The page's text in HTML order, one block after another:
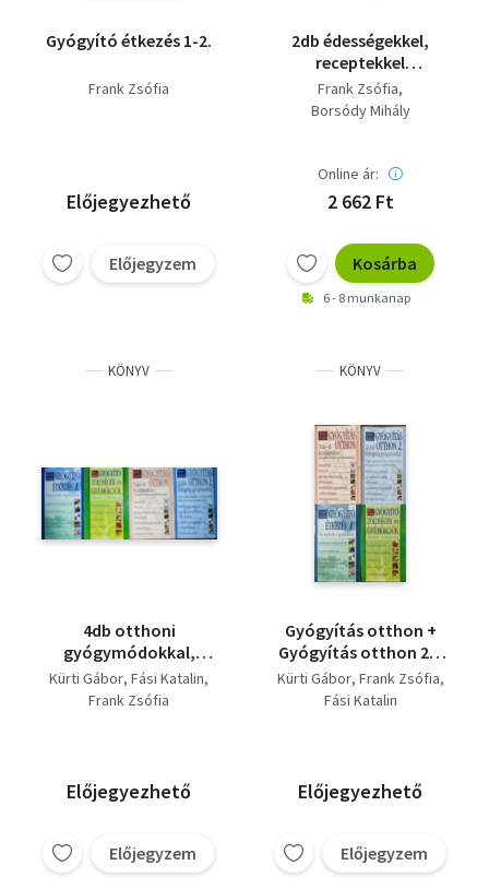
Gyógyító étkezés 1-2.
Frank Zsófia
Előjegyezhető
Előjegyzem
2db édességekkel,
receptekkel
kapcsolatos könyv -
Frank Zsófia-Nagy
Édesipari
recepttörténeti
gyűjtemény
Frank Zsófia
Borsódy Mihály
Online ár:
2 662 Ft
Kosárba
6 - 8 munkanap
KÖNYV
4db otthoni
gyógymódokkal,
egészséges
életmóddal
Katalin-Gyógyító
zöldségek és
Zsófia-Gyógyító
étkezés 1.
Kürti Gábor Fási Katalin
Frank Zsófia
Előjegyezhető
Előjegyzem
KÖNYV
Gyógyítás otthon +
Gyógyítás otthon 2. -
(22-féle betegség
gyógymódjai) +
gyümölcsök (Almától
zöldborsóig) - 4 mű
Kürti Gábor Frank Zsófia
Fási Katalin
Előjegyezhető
Előjegyzem